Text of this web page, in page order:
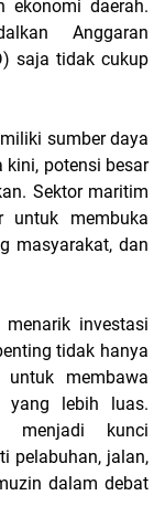
ekonomi daerah.
Anggaran
saja tidak cukup
sumber daya
potensi besar
Sektor maritim
untuk membuka
masyarakat, dan
investasi
tidak hanya
membawa
yang lebih luas.
menjadi kunci
pelabuhan, jalan,
dalam debat